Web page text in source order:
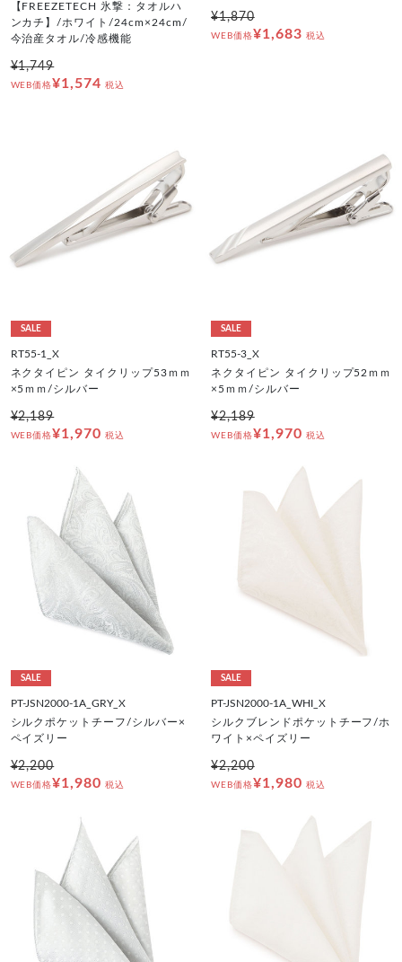
【FREEZETECH 氷撃：タオルハ
ンカチ】/ホワイト/24cm×24cm/
今治産タオル/冷感機能
¥1,749
WEB価格¥1,574 税込
¥1,870
WEB価格¥1,683 税込
SALE
RT55-1_X
ネクタイピン タイクリップ53ｍｍ
×5ｍｍ/シルバー
¥2,189
WEB価格¥1,970 税込
SALE
RT55-3_X
ネクタイピン タイクリップ52ｍｍ
×5ｍｍ/シルバー
¥2,189
WEB価格¥1,970 税込
SALE
PT-JSN2000-1A_GRY_X
シルクポケットチーフ/シルバー×
ペイズリー
¥2,200
WEB価格¥1,980 税込
SALE
PT-JSN2000-1A_WHI_X
シルクブレンドポケットチーフ/ホ
ワイト×ペイズリー
¥2,200
WEB価格¥1,980 税込